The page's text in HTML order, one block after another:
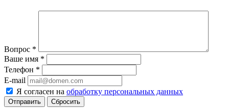
Вопрос *
Ваше имя *
Телефон *
E-mail
Я согласен на обработку персональных данных
Сбросить